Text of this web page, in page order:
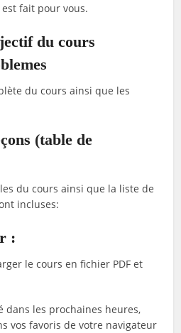
fait pour vous.
du cours
du cours ainsi que les
(table de
du cours ainsi que la liste de
incluses:
:
le cours en fichier PDF et
dans les prochaines heures,
vos favoris de votre navigateur